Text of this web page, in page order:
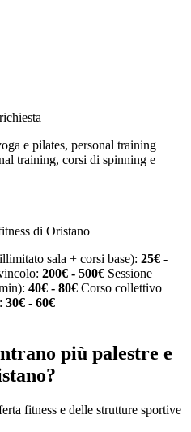
e pilates, personal training
training, corsi di spinning e
di Oristano
sala + corsi base): 25€ -
200€ - 500€ Sessione
40€ - 80€ Corso collettivo
30€ - 60€
più palestre e
fitness e delle strutture sportive